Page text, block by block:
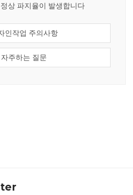
상 파지율이 발생합니다
인작업 주의사항
자주하는 질문